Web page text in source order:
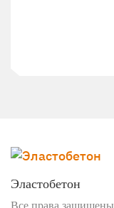
Эластобетон
Все права защищены.